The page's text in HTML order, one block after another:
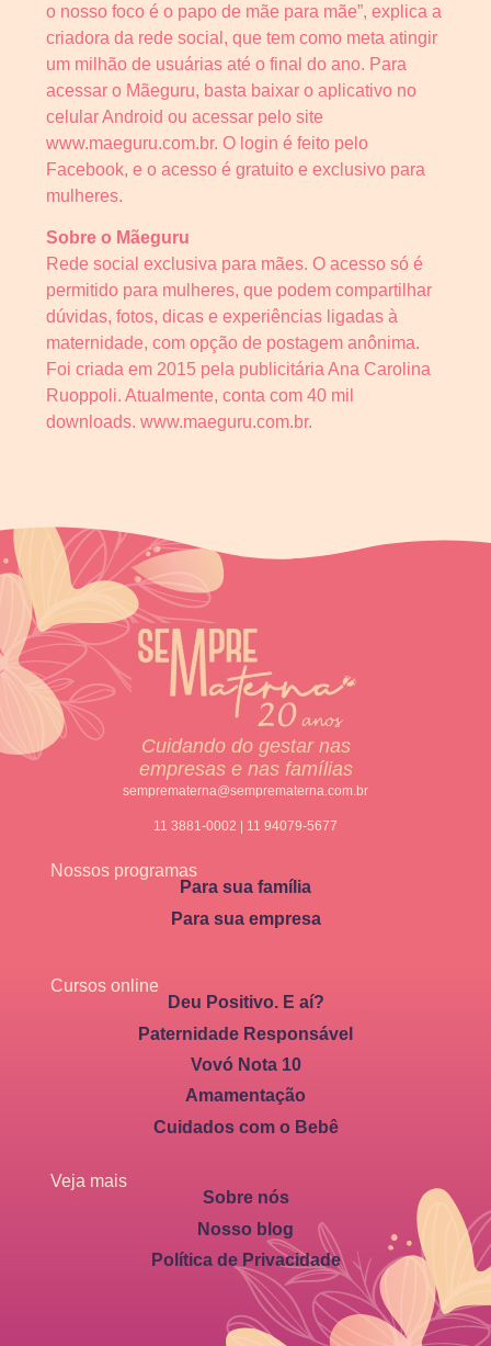
o nosso foco é o papo de mãe para mãe”, explica a
criadora da rede social, que tem como meta atingir
um milhão de usuárias até o final do ano. Para
acessar o Mãeguru, basta baixar o aplicativo no
celular Android ou acessar pelo site
www.maeguru.com.br. O login é feito pelo
Facebook, e o acesso é gratuito e exclusivo para
mulheres.
Sobre o Mãeguru
Rede social exclusiva para mães. O acesso só é
permitido para mulheres, que podem compartilhar
dúvidas, fotos, dicas e experiências ligadas à
maternidade, com opção de postagem anônima.
Foi criada em 2015 pela publicitária Ana Carolina
Ruoppoli. Atualmente, conta com 40 mil
downloads. www.maeguru.com.br.
Cuidando do gestar nas
empresas e nas famílias
semprematerna@semprematerna.com.br
11 3881-0002 | 11 94079-5677
Nossos programas
Para sua família
Para sua empresa
Cursos online
Deu Positivo. E aí?
Paternidade Responsável
Vovó Nota 10
Amamentação
Cuidados com o Bebê
Veja mais
Sobre nós
Nosso blog
Política de Privacidade